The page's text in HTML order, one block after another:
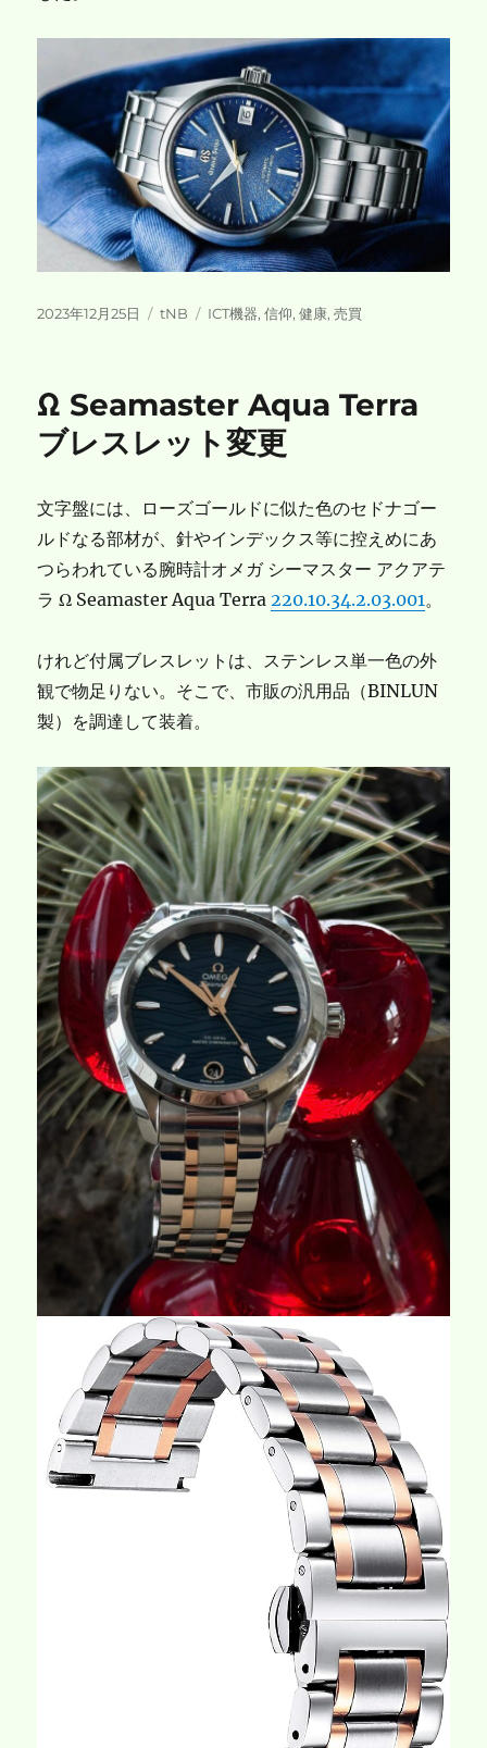
投
2023年12月25日
カ
ー
tNB
タ
ICT機器,信仰,健康,売買
Ω Seamaster Aqua Terra
ブレスレット変更
文字盤には、ローズゴールドに似た色のセドナゴー
ルドなる部材が、針やインデックス等に控えめにあ
つらわれている腕時計オメガ シーマスター アクアテ
ラ Ω Seamaster Aqua Terra 220.10.34.2.03.001 。
けれど付属ブレスレットは、ステンレス単一色の外
観で物足りない。そこで、市販の汎用品（BINLUN
製）を調達して装着。